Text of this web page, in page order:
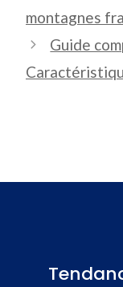
montagnes
Guide